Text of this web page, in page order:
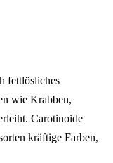
fettlösliches
wie Krabben,
Carotinoide
kräftige Farben,